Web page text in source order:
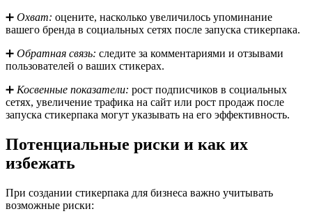
➕ Охват: оцените, насколько увеличилось упоминание
вашего бренда в социальных сетях после запуска стикерпака.
➕ Обратная связь: следите за комментариями и отзывами
пользователей о ваших стикерах.
➕ Косвенные показатели: рост подписчиков в социальных
сетях, увеличение трафика на сайт или рост продаж после
запуска стикерпака могут указывать на его эффективность.
Потенциальные риски и как их
избежать
При создании стикерпака для бизнеса важно учитывать
возможные риски: